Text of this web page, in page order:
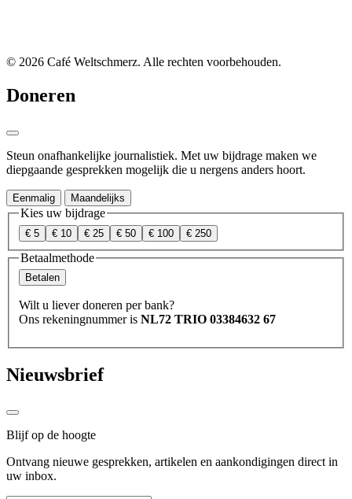
© 2026 Café Weltschmerz. Alle rechten voorbehouden.
Doneren
Steun onafhankelijke journalistiek. Met uw bijdrage maken we
diepgaande gesprekken mogelijk die u nergens anders hoort.
Eenmalig Maandelijks
Kies uw bijdrage
€ 5 € 10 € 25 € 50 € 100 € 250
Betaalmethode
Betalen
Wilt u liever doneren per bank?
Ons rekeningnummer is NL72 TRIO 03384632 67
Nieuwsbrief
Blijf op de hoogte
Ontvang nieuwe gesprekken, artikelen en aankondigingen direct in
uw inbox.